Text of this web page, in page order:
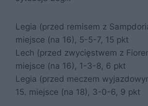
Legia (przed remisem z
miejsce (na 16), 5-5-7, 15 pkt
Lech (przed zwycięstwem z
miejsce (na 16), 1-3-8, 6 pkt
Legia (przed meczem
15. miejsce (na 18), 3-0-6, 9 pkt